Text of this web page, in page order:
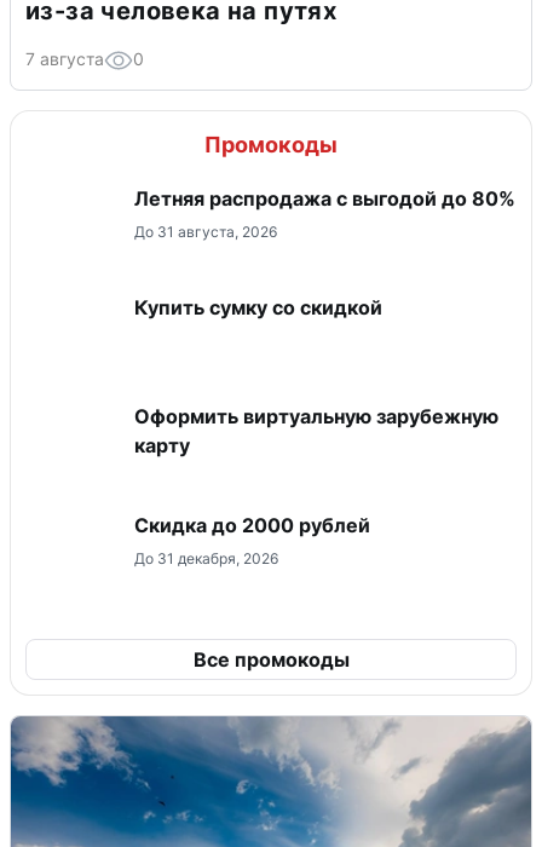
из-за человека на путях
7 августа 0
Промокоды
Летняя распродажа с выгодой до 80%
До 31 августа, 2026
Купить сумку со скидкой
Оформить виртуальную зарубежную
карту
Скидка до 2000 рублей
До 31 декабря, 2026
Все промокоды